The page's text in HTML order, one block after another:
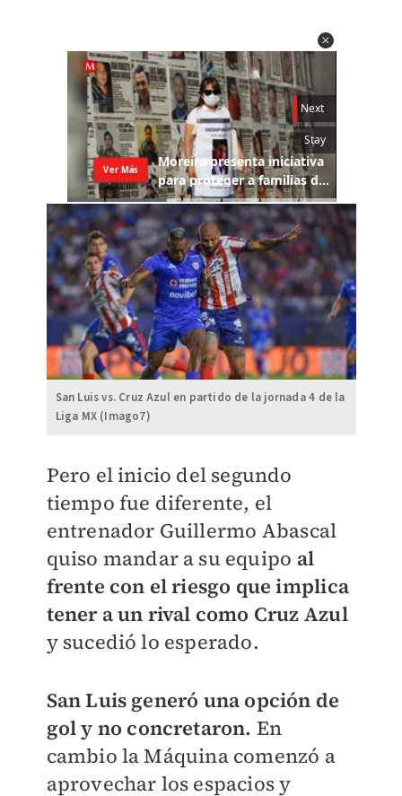
San Luis vs. Cruz Azul en partido de la jornada 4 de la
Liga MX (Imago7)
Pero el inicio del segundo
tiempo fue diferente, el
entrenador Guillermo Abascal
quiso mandar a su equipo al
frente con el riesgo que implica
tener a un rival como Cruz Azul
y sucedió lo esperado.
San Luis generó una opción de
gol y no concretaron. En
cambio la Máquina comenzó a
aprovechar los espacios y